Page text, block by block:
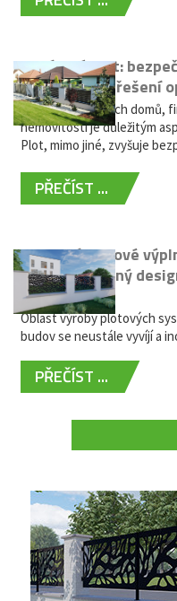
Hliníkový plot:
bezúdržbové řešení
Oplocení rodinných domů,
nemovitostí je důležitým
Plot, mimo jiné, zvyšuje
PŘEČÍST ...
Moderní plotové
kovů: výjimečný
žádná údržba
Oblast výroby plotových
budov se neustále vyvíjí a
PŘEČÍST ...